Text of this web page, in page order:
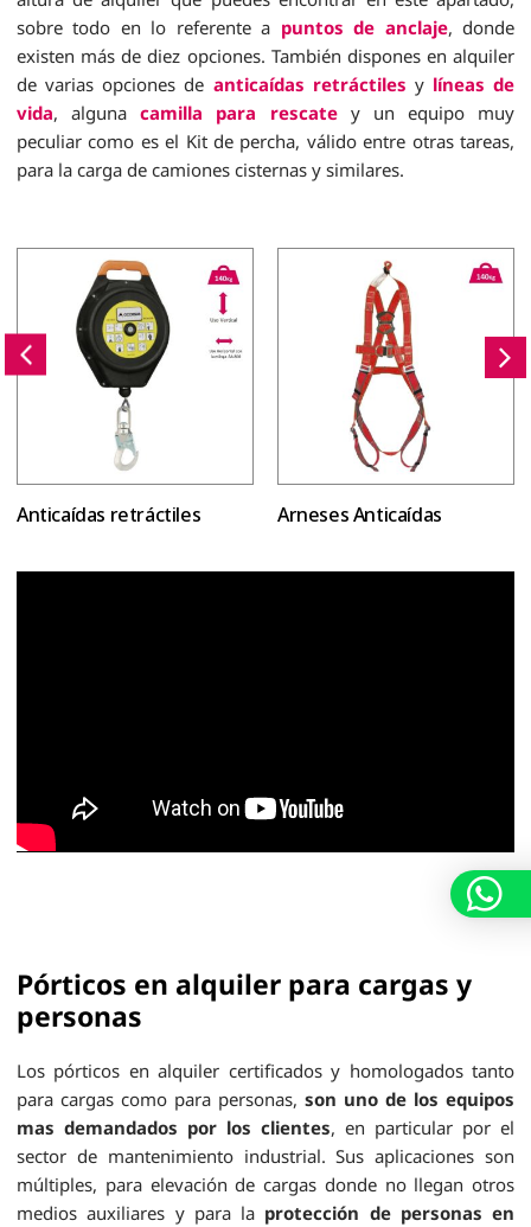
sobre todo en lo referente a puntos de anclaje, donde
existen más de diez opciones. También dispones en alquiler
de varias opciones de anticaídas retráctiles y líneas de
vida, algunacamilla para rescatey un equipo muy
peculiar como es el Kit de percha, válido entre otras tareas,
para la carga de camiones cisternas y similares.
Anticaídas retráctiles Arneses Anticaídas
Pórticos en alquiler para cargas y
personas
Los pórticos en alquiler certificados y homologados tanto
para cargas como para personas, son uno de los equipos
mas demandados por los clientes, en particular por el
sector de mantenimiento industrial. Sus aplicaciones son
múltiples, para elevación de cargas donde no llegan otros
medios auxiliares y para la protección de personas en